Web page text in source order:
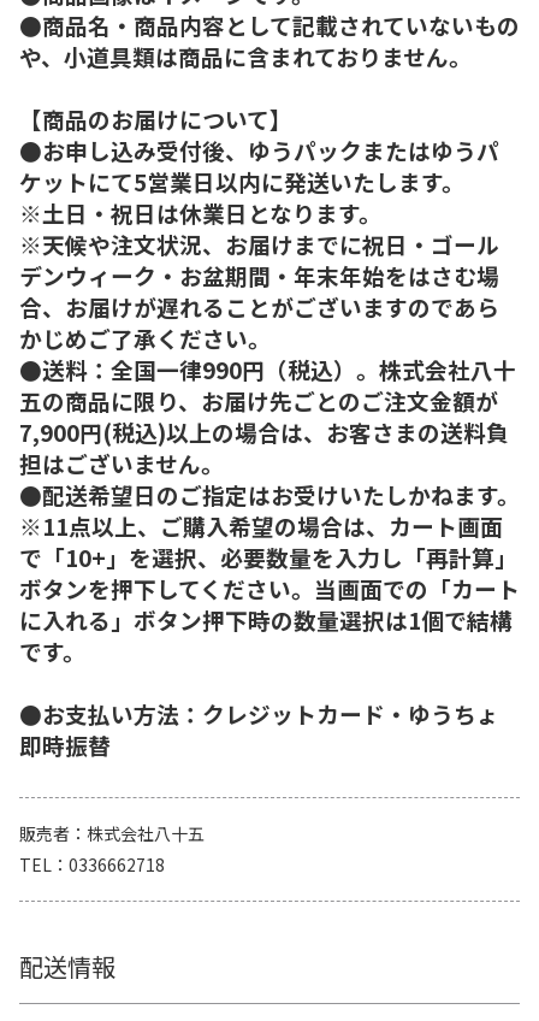
●商品名・商品内容として記載されていないもの
や、小道具類は商品に含まれておりません。
【商品のお届けについて】
●お申し込み受付後、ゆうパックまたはゆうパ
ケットにて5営業日以内に発送いたします。
※土日・祝日は休業日となります。
※天候や注文状況、お届けまでに祝日・ゴール
デンウィーク・お盆期間・年末年始をはさむ場
合、お届けが遅れることがございますのであら
かじめご了承ください。
●送料：全国一律990円（税込）。株式会社八十
五の商品に限り、お届け先ごとのご注文金額が
7,900円(税込)以上の場合は、お客さまの送料負
担はございません。
●配送希望日のご指定はお受けいたしかねます。
※11点以上、ご購入希望の場合は、カート画面
で「10+」を選択、必要数量を入力し「再計算」
ボタンを押下してください。当画面での「カート
に入れる」ボタン押下時の数量選択は1個で結構
です。
●お支払い方法：クレジットカード・ゆうちょ
即時振替
販売者
株式会社八十五
TEL
0336662718
配送情報